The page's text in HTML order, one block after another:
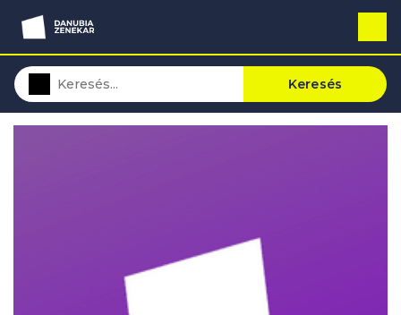
Keresés